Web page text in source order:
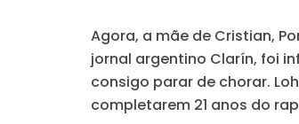
Agora, a mãe de Cristian,
jornal argentino Clarín, foi
consigo parar de chorar.
completarem 21 anos do